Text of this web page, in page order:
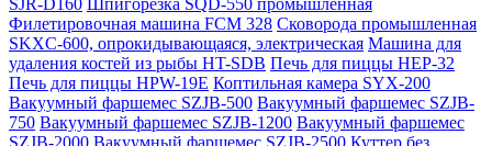
SJR-D160 Шпигорезка SQD-550 промышленная
Филетировочная машина FCM 328 Сковорода промышленная
SKXC-600, опрокидывающаяся, электрическая Машина для
удаления костей из рыбы HT-SDB Печь для пиццы HEP-32
Печь для пиццы HPW-19E Коптильная камера SYX-200
Вакуумный фаршемес SZJB-500 Вакуумный фаршемес SZJB-
750 Вакуумный фаршемес SZJB-1200 Вакуумный фаршемес
SZJB-2000 Вакуумный фаршемес SZJB-2500 Куттер без